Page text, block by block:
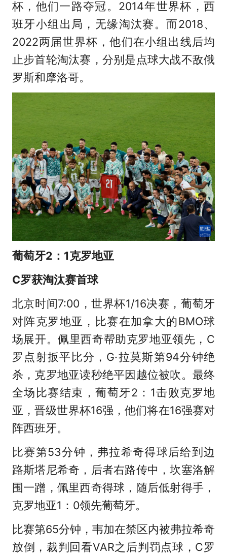
杯，他们一路夺冠。2014年世界杯，西
班牙小组出局，无缘淘汰赛。而2018、
2022两届世界杯，他们在小组出线后均
止步首轮淘汰赛，分别是点球大战不敌俄
罗斯和摩洛哥。
葡萄牙2：1克罗地亚
C罗获淘汰赛首球
北京时间7:00，世界杯1/16决赛，葡萄牙
对阵克罗地亚，比赛在加拿大的BMO球
场展开。佩里西奇帮助克罗地亚领先，C
罗点射扳平比分，G·拉莫斯第94分钟绝
杀，克罗地亚读秒绝平因越位被吹。最终
全场比赛结束，葡萄牙2：1击败克罗地
亚，晋级世界杯16强，他们将在16强赛对
阵西班牙。
比赛第53分钟，弗拉希奇得球后给到边
路斯塔尼希奇，后者右路传中，坎塞洛解
围一蹭，佩里西奇得球，随后低射得手，
克罗地亚1：0领先葡萄牙。
比赛第65分钟，韦加在禁区内被弗拉希奇
放倒，裁判回看VAR之后判罚点球，C罗